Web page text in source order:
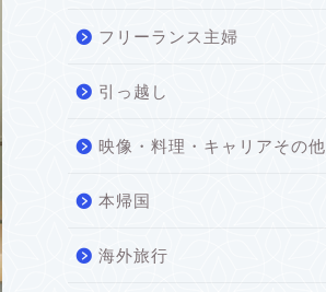
フリーランス主婦
引っ越し
映像・料理・キャリアその他
本帰国
海外旅行